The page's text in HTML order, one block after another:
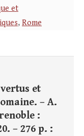
et
, Rome
et
– A.
:
– 276 p. :